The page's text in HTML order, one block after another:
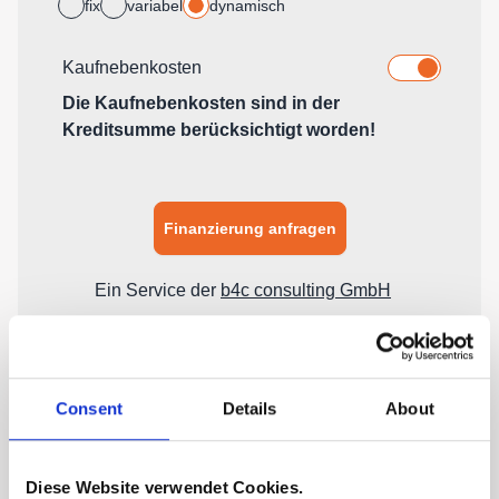
Consent Details About
Diese Website verwendet Cookies.